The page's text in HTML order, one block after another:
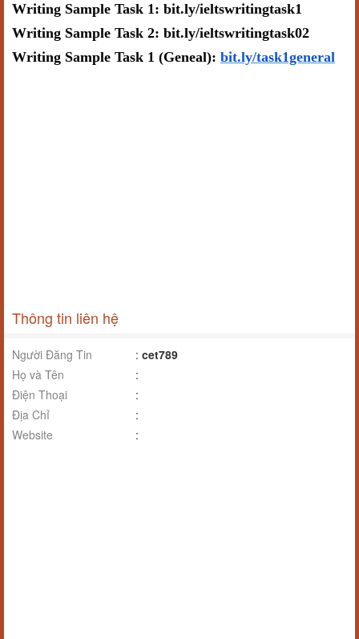
Writing Sample Task 1: bit.ly/ieltswritingtask1
Writing Sample Task 2: bit.ly/ieltswritingtask02
Writing Sample Task 1 (Geneal): bit.ly/task1general
Thông tin liên hệ
Người Đăng Tin : cet789
Họ và Tên
:
Điện Thoại
:
Địa Chỉ
:
Website
: